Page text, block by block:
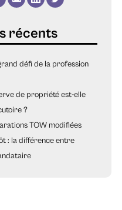
défi de la profession
de propriété est-elle
?
TOW modifiées
: la différence entre